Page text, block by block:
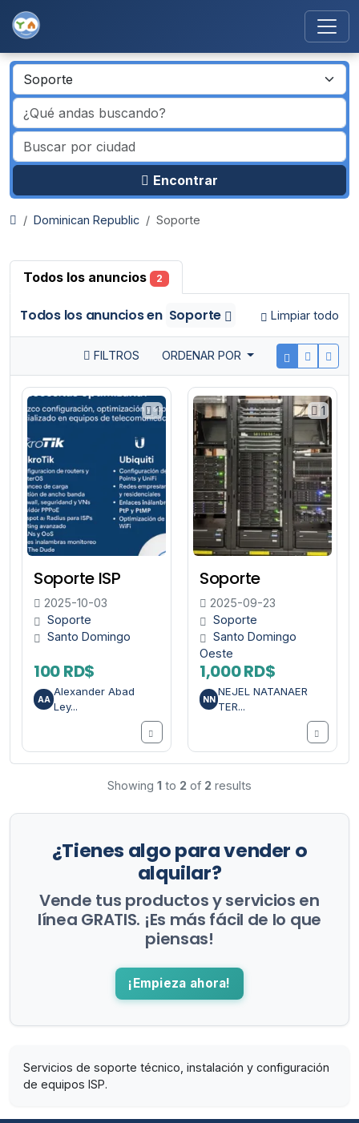
Encontrar
Dominican Republic Soporte
Todos los anuncios 2
Todos los anunciosen Soporte Limpiar todo
FILTROS ORDENAR POR
1
Soporte ISP
2025-10-03
Soporte
Santo Domingo
100 RD$
AA
Alexander Abad
Ley...
1
Soporte
2025-09-23
Soporte
Santo Domingo
Oeste
1,000 RD$
NN
NEJEL NATANAER
TER...
Showing 1 to 2 of 2 results
¿Tienes algo para vender o
alquilar?
Vende tus productos y servicios en
línea GRATIS. ¡Es más fácil de lo que
piensas!
¡Empieza ahora!
Servicios de soporte técnico, instalación y configuración
de equipos ISP.